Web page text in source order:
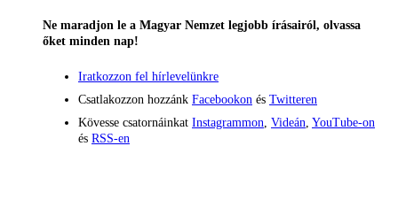
Ne maradjon le a Magyar Nemzet legjobb írásairól, olvassa
őket minden nap!
Iratkozzon fel hírlevelünkre
Csatlakozzon hozzánk Facebookon és Twitteren
Kövesse csatornáinkat Instagrammon Videán YouTube-on
és RSS-en